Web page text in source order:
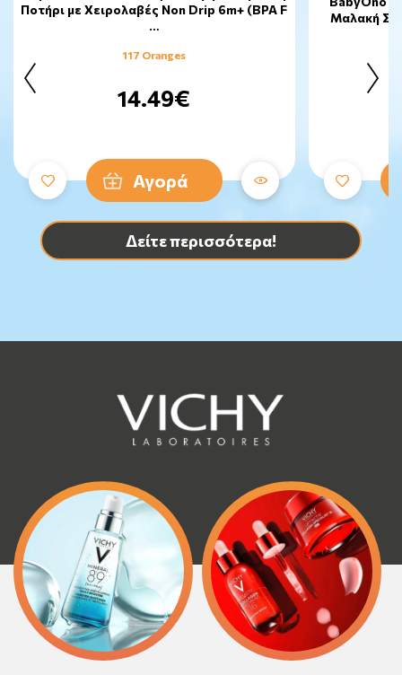
Ποτήρι με Χειρολαβές Non Drip 6m+ (BPA F
…
117 Oranges
14.49€
Αγορά
Μαλακή
Δείτε περισσότερα!